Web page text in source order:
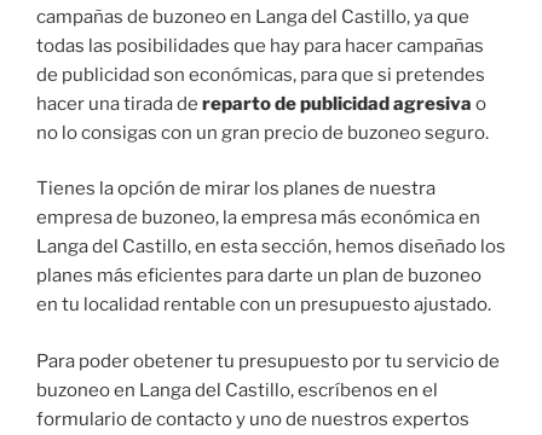
campañas de buzoneo en Langa del Castillo, ya que
todas las posibilidades que hay para hacer campañas
de publicidad son económicas, para que si pretendes
hacer una tirada de reparto de publicidad agresiva o
no lo consigas con un gran precio de buzoneo seguro.
Tienes la opción de mirar los planes de nuestra
empresa de buzoneo, la empresa más económica en
Langa del Castillo, en esta sección, hemos diseñado los
planes más eficientes para darte un plan de buzoneo
en tu localidad rentable con un presupuesto ajustado.
Para poder obetener tu presupuesto por tu servicio de
buzoneo en Langa del Castillo, escríbenos en el
formulario de contacto y uno de nuestros expertos